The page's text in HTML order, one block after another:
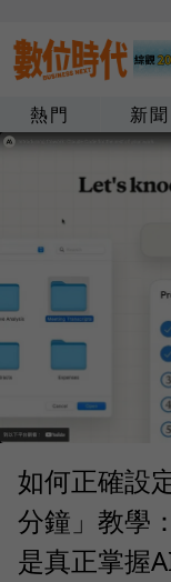
熱門 新聞
如何正確設
分鐘」教學
是真正掌握